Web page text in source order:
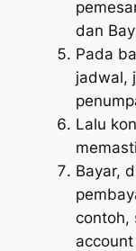
dan
Pada
jadwal,
Lalu
Bayar,
contoh,
account